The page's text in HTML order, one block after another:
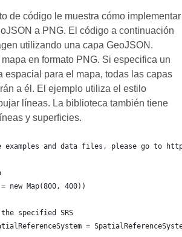
de código le muestra cómo implementar
a PNG. El código a continuación
utilizando una capa GeoJSON.
en formato PNG. Si especifica un
espacial para el mapa, todas las capas
a él. El ejemplo utiliza el estilo
líneas. La biblioteca también tiene
y superficies.
examples and data files, please go to
new Map(800, 400))
the specified SRS
=